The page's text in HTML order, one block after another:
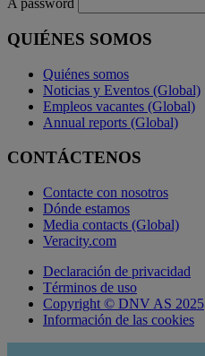
QUIÉNES SOMOS
Quiénes somos
Noticias y Eventos (Global)
Empleos vacantes (Global)
Annual reports (Global)
CONTÁCTENOS
Contacte con nosotros
Dónde estamos
Media contacts (Global)
Veracity.com
Declaración de privacidad
Términos de uso
Copyright © DNV AS 2025
Información de las cookies